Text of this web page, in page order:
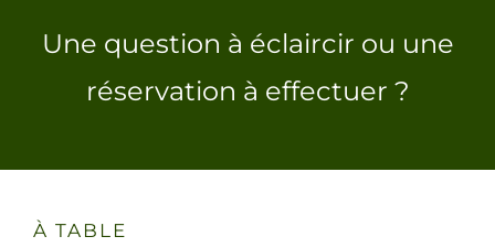
Une question à éclaircir ou une
réservation à effectuer ?
À TABLE